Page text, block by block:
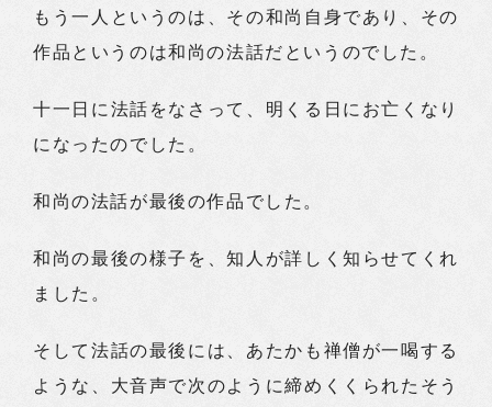
もう一人というのは、その和尚自身であり、その
作品というのは和尚の法話だというのでした。
十一日に法話をなさって、明くる日にお亡くなり
になったのでした。
和尚の法話が最後の作品でした。
和尚の最後の様子を、知人が詳しく知らせてくれ
ました。
そして法話の最後には、あたかも禅僧が一喝する
ような、大音声で次のように締めくくられたそう